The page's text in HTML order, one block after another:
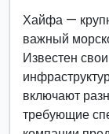
Хайфа —
важный
Известен
включают
требующие